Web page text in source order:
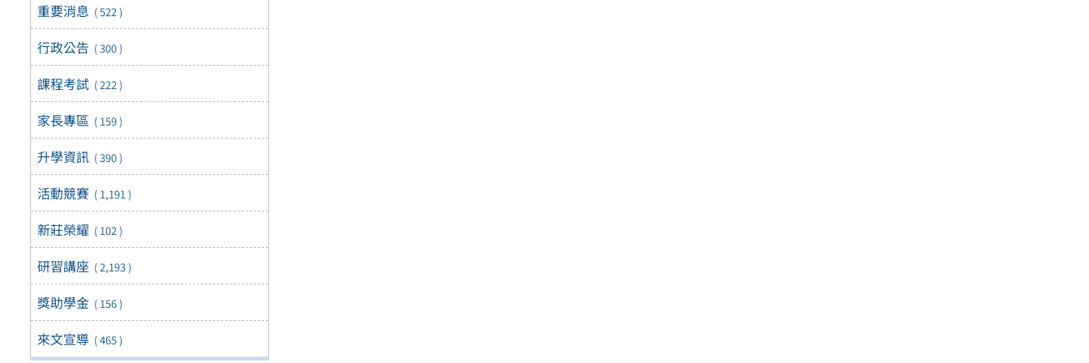
重要消息 ( 522 )
行政公告 ( 300 )
課程考試 ( 222 )
家長專區 ( 159 )
升學資訊 ( 390 )
活動競賽 ( 1,191 )
新莊榮耀 ( 102 )
研習講座 ( 2,193 )
獎助學金 ( 156 )
來文宣導 ( 465 )